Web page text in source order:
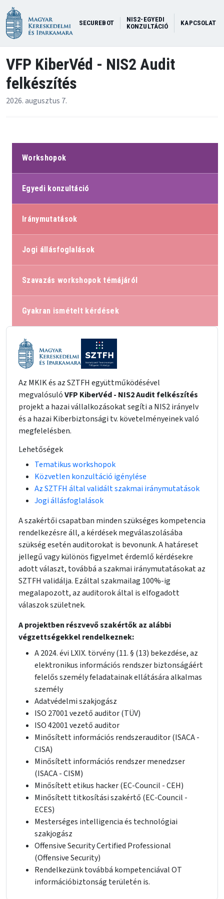
SECUREBOT
NIS2-EGYEDI
KONZULTÁCIÓ
KAPCSOLAT
VFP KiberVéd - NIS2 Audit
felkészítés
2026. augusztus 7.
Workshopok
Egyedi konzultáció
Iránymutatások
Jogi állásfoglalások
Szavazás workshopok témájáról
Gyakran ismételt kérdések
Az MKIK és az SZTFH együttműködésével
megvalósulóVFP KiberVéd - NIS2 Audit felkészítés
projekt a hazai vállalkozásokat segíti a NIS2 irányelv
és a hazai Kiberbiztonsági tv. követelményeinek való
megfelelésben.
Lehetőségek
Tematikus workshopok
Közvetlen konzultáció igénylése
Az SZTFH által validált szakmai iránymutatások
Jogi állásfoglalások
A szakértői csapatban minden szükséges kompetencia
rendelkezésre áll, a kérdések megválaszolásába
szükség esetén auditorokat is bevonunk. A határeset
jellegű vagy különös figyelmet érdemlő kérdésekre
adott választ, továbbá a szakmai iránymutatásokat az
SZTFH validálja. Ezáltal szakmailag 100%-ig
megalapozott, az auditorok által is elfogadott
válaszok születnek.
A projektben részvevő szakértők az alábbi
végzettségekkel rendelkeznek:
A 2024. évi LXIX. törvény (11. § (13) bekezdése, az
elektronikus információs rendszer biztonságáért
felelős személy feladatainak ellátására alkalmas
személy
Adatvédelmi szakjogász
ISO 27001 vezető auditor (TÜV)
ISO 42001 vezető auditor
Minősített információs rendszerauditor (ISACA -
CISA)
Minősített információs rendszer menedzser
(ISACA - CISM)
Minősített etikus hacker (EC-Council - CEH)
Minősített titkosítási szakértő (EC-Council -
ECES)
Mesterséges intelligencia és technológiai
szakjogász
Offensive Security Certified Professional
(Offensive Security)
Rendelkezünk továbbá kompetenciával OT
információbiztonság területén is.